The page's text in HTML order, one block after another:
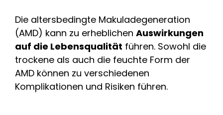
Die altersbedingte Makuladegeneration
(AMD) kann zu erheblichen Auswirkungen
auf die Lebensqualität führen. Sowohl die
trockene als auch die feuchte Form der
AMD können zu verschiedenen
Komplikationen und Risiken führen.